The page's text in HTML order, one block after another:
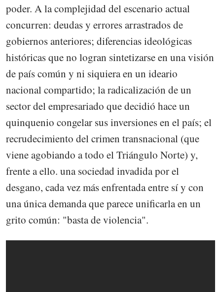
poder. A la complejidad del escenario actual
concurren: deudas y errores arrastrados de
gobiernos anteriores; diferencias ideológicas
históricas que no logran sintetizarse en una visión
de país común y ni siquiera en un ideario
nacional compartido; la radicalización de un
sector del empresariado que decidió hace un
quinquenio congelar sus inversiones en el país; el
recrudecimiento del crimen transnacional (que
viene agobiando a todo el Triángulo Norte) y,
frente a ello. una sociedad invadida por el
desgano, cada vez más enfrentada entre sí y con
una única demanda que parece unificarla en un
grito común: "basta de violencia".